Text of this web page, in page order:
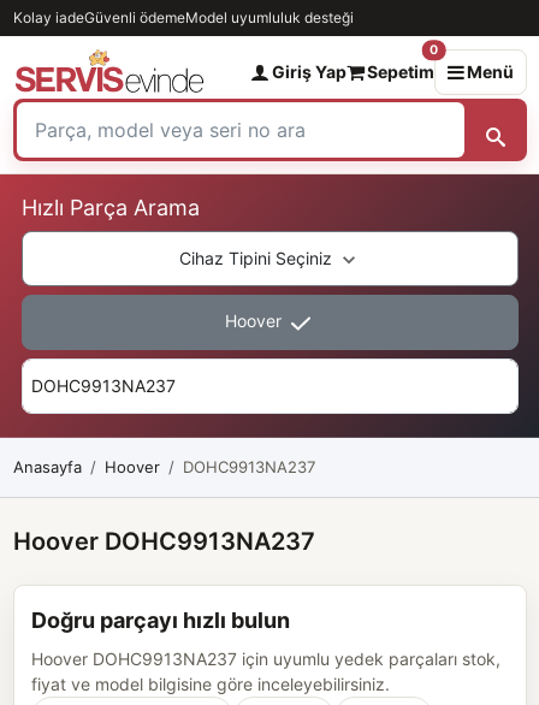
Kolay iadeGüvenli ödemeModel uyumluluk desteği
Giriş Yap Sepetim
0
Menü
Hızlı Parça Arama
Cihaz Tipini Seçiniz
Hoover
Anasayfa Hoover DOHC9913NA237
Hoover DOHC9913NA237
Doğru parçayı hızlı bulun
Hoover DOHC9913NA237 için uyumlu yedek parçaları stok,
fiyat ve model bilgisine göre inceleyebilirsiniz.